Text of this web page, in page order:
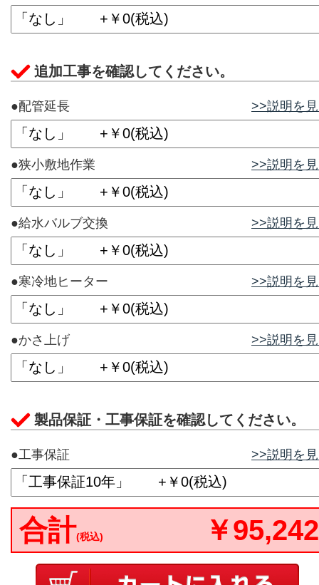
追加工事を確認してください。
●配管延長 >>説明を
●狭小敷地作業 >>説明を
●給水バルブ交換 >>説明を
●寒冷地ヒーター >>説明を
●かさ上げ >>説明を
製品保証・工事保証を確認してください。
●工事保証 >>説明を
合計(税込) ￥95,242